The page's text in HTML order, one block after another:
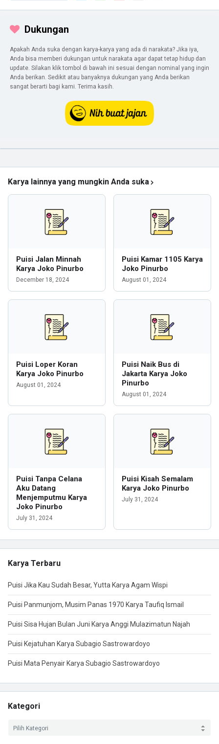
Dukungan
Apakah Anda suka dengan karya-karya yang ada di narakata? Jika iya,
Anda bisa memberi dukungan untuk narakata agar dapat tetap hidup dan
update. Silakan klik tombol di bawah ini sesuai dengan nominal yang ingin
Anda berikan. Sedikit atau banyaknya dukungan yang Anda berikan
sangat berarti bagi kami. Terima kasih.
Karya lainnya yang mungkin Anda suka
Puisi Jalan Minnah
Karya Joko Pinurbo
December 18, 2024
Puisi Kamar 1105 Karya
Joko Pinurbo
August 01, 2024
Puisi Loper Koran
Karya Joko Pinurbo
August 01, 2024
Puisi Naik Bus di
Jakarta Karya Joko
Pinurbo
August 01, 2024
Puisi Tanpa Celana
Aku Datang
Menjemputmu Karya
Joko Pinurbo
July 31, 2024
Puisi Kisah Semalam
Karya Joko Pinurbo
July 31, 2024
Karya Terbaru
Puisi Jika Kau Sudah Besar, Yutta Karya Agam Wispi
Puisi Panmunjom, Musim Panas 1970 Karya Taufiq Ismail
Puisi Sisa Hujan Bulan Juni Karya Anggi Mulazimatun Najah
Puisi Kejatuhan Karya Subagio Sastrowardoyo
Puisi Mata Penyair Karya Subagio Sastrowardoyo
Kategori